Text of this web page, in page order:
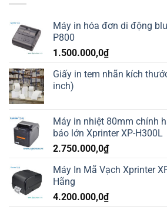
Máy in hóa đơn di động
P800
1.500.000,0₫
Giấy in tem nhãn kích
inch)
Máy in nhiệt 80mm chính
báo lớn Xprinter XP-H300L
2.750.000,0₫
Máy In Mã Vạch Xprinter
Hãng
4.200.000,0₫